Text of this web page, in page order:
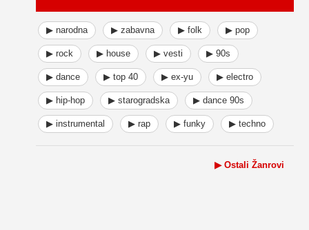
▶ narodna ▶ zabavna ▶ folk ▶ pop
▶ rock ▶ house ▶ vesti ▶ 90s
▶ dance ▶ top 40 ▶ ex-yu ▶ electro
▶ hip-hop ▶ starogradska ▶ dance 90s
▶ instrumental ▶ rap ▶ funky ▶ techno
▶ Ostali Žanrovi